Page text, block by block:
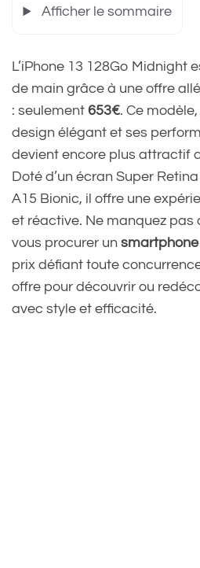
Afficher le sommaire
L’iPhone 13 128Go Midnight
de main grâce à une offre
: seulement 653€. Ce
design élégant et ses
devient encore plus attractif
Doté d’un écran Super
A15 Bionic, il offre une
et réactive. Ne manquez
vous procurer un smartphone
prix défiant toute
offre pour découvrir ou
avec style et efficacité.